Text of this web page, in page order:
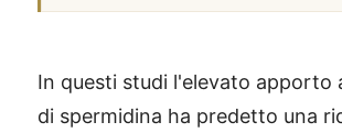
In questi studi l'elevato apporto
di spermidina ha predetto una